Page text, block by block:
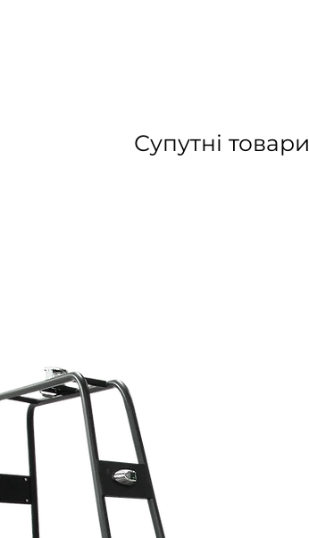
Супутні товари